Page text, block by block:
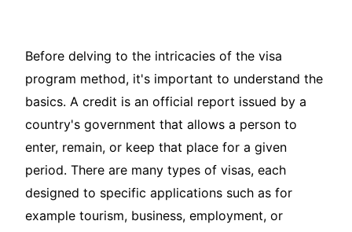
Before delving to the intricacies of the visa
program method, it's important to understand the
basics. A credit is an official report issued by a
country's government that allows a person to
enter, remain, or keep that place for a given
period. There are many types of visas, each
designed to specific applications such as for
example tourism, business, employment, or